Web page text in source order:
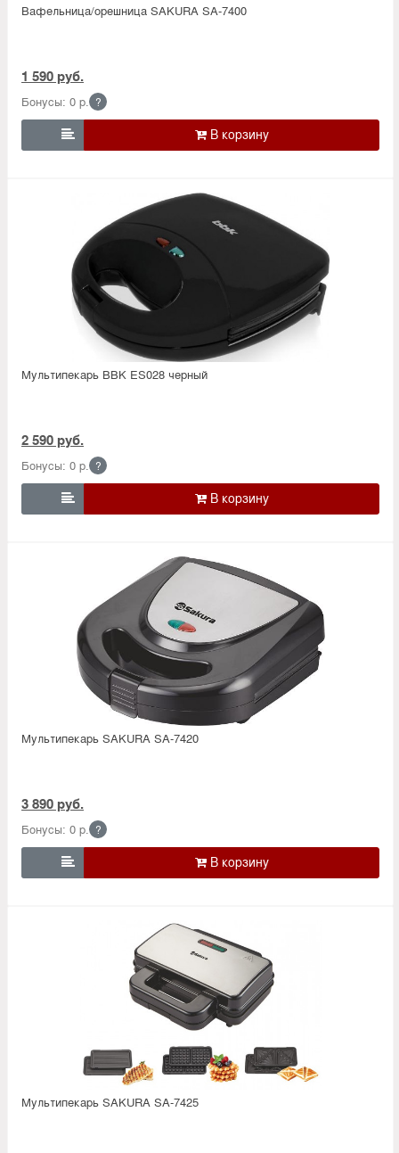
Вафельница/орешница SAKURA SA-7400
1 590 руб.
Бонусы: 0 р. ?

Мультипекарь BBK ES028 черный
2 590 руб.
Бонусы: 0 р. ?

Мультипекарь SAKURA SA-7420
3 890 руб.
Бонусы: 0 р. ?

Мультипекарь SAKURA SA-7425